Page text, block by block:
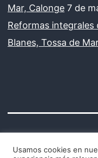
Mar, Calonge 7 de
Reformas integrales
Blanes, Tossa de
Usamos cookies en